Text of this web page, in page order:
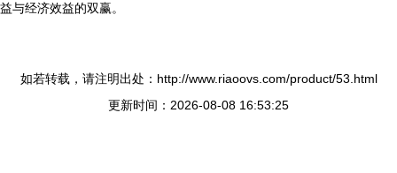
益与经济效益的双赢。
如若转载，请注明出处：http://www.riaoovs.com/product/53.html
更新时间：2026-08-08 16:53:25